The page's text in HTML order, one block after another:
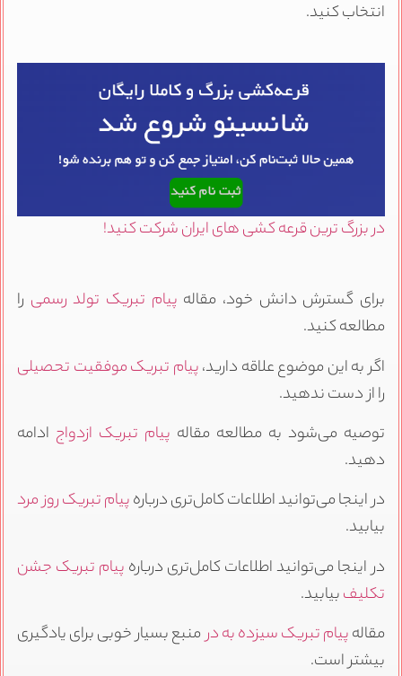
انتخاب کنید.
در بزرگ ترین قرعه کشی های ایران شرکت کنید!
برای گسترش دانش خود، مقاله پیام تبریک تولد رسمیرا
مطالعه کنید.
اگر به این موضوع علاقه دارید،پیام تبریک موفقیت تحصیلی
را از دست ندهید.
توصیه می‌شود به مطالعه مقاله پیام تبریک ازدواجادامه
دهید.
در اینجا می‌توانید اطلاعات کامل‌تری دربارهپیام تبریک روز مرد
بیابید.
در اینجا می‌توانید اطلاعات کامل‌تری درباره پیام تبریک جشن
تکلیفبیابید.
مقالهپیام تبریک سیزده به درمنبع بسیار خوبی برای یادگیری
بیشتر است.